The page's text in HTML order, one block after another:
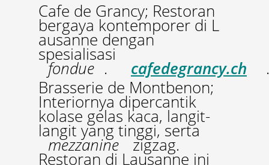
Cafe de Grancy; Restoran
bergaya kontemporer di L
ausanne dengan
spesialisasi
fondue . cafedegrancy.ch
.
Brasserie de Montbenon;
Interiornya dipercantik
kolase gelas kaca, langit-
langit yang tinggi, serta
mezzanine zigzag.
Restoran di Lausanne ini